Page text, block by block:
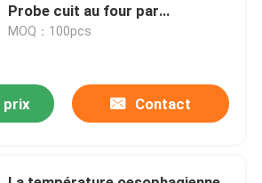
Probe cuit au four par
BARBECUE IPX3 de nourriture
MOQ：100pcs
prix Contact